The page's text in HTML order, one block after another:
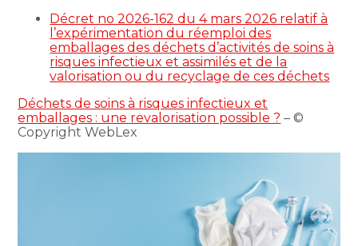
Décret no 2026-162 du 4 mars 2026 relatif à
l’expérimentation du réemploi des
emballages des déchets d’activités de soins à
risques infectieux et assimilés et de la
valorisation ou du recyclage de ces déchets
Déchets de soins à risques infectieux et
emballages : une revalorisation possible ? – ©
Copyright WebLex